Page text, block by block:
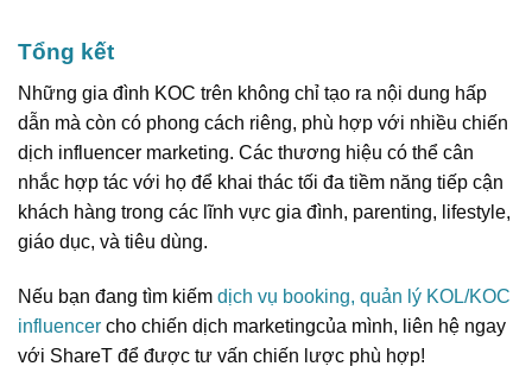
Tổng kết
Những gia đình KOC trên không chỉ tạo ra nội dung hấp
dẫn mà còn có phong cách riêng, phù hợp với nhiều chiến
dịch influencer marketing. Các thương hiệu có thể cân
nhắc hợp tác với họ để khai thác tối đa tiềm năng tiếp cận
khách hàng trong các lĩnh vực gia đình, parenting, lifestyle,
giáo dục, và tiêu dùng.
Nếu bạn đang tìm kiếm dịch vụ booking, quản lý KOL/KOC
influencer cho chiến dịch marketingcủa mình, liên hệ ngay
với ShareT để được tư vấn chiến lược phù hợp!